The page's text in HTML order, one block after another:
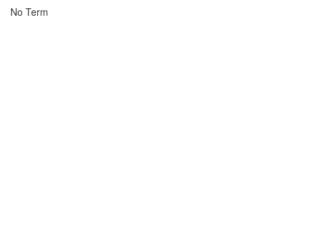
Resultados
No Term